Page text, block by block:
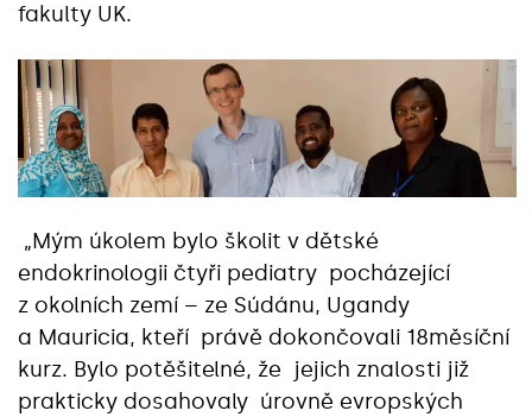
fakulty UK.
„Mým úkolem bylo školit v dětské
endokrinologii čtyři pediatry pocházející
z okolních zemí – ze Súdánu, Ugandy
a Mauricia, kteří právě dokončovali 18měsíční
kurz. Bylo potěšitelné, že jejich znalosti již
prakticky dosahovaly úrovně evropských